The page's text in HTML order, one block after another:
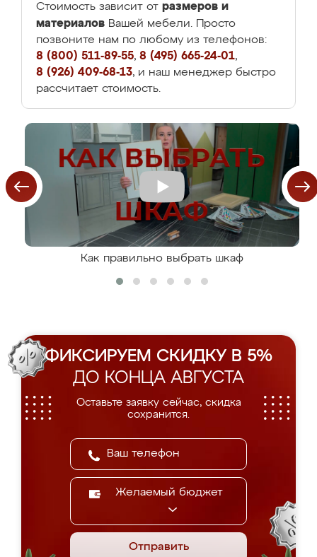
Стоимость зависит от размеров и
материалов Вашей мебели. Просто
позвоните нам по любому из телефонов:
8 (800) 511-89-55, 8 (495) 665-24-01,
8 (926) 409-68-13, и наш менеджер быстро
рассчитает стоимость.
Как правильно выбрать шкаф
ФИКСИРУЕМ СКИДКУ В 5%
ДО КОНЦА АВГУСТА
Оставьте заявку сейчас, скидка
сохранится.
Желаемый бюджет
Отправить